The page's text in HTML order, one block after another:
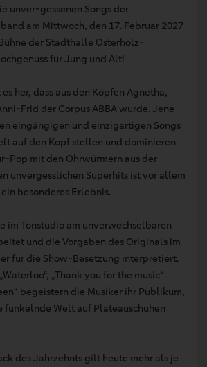
unver-gessenen Songs der
am Mittwoch, den 17. Februar 2027
der Stadthalle Osterholz-
für Jung und Alt!
her, dass aus den Köpfen Agnetha,
Frid der Corpus ABBA wurde. Jene
eingängigen und einzigartigen Songs
auf den Kopf stellen und dominieren
Pop mit den Ohrwürmern aus der
unvergesslichen Superhits ist vor allem
besonderes Erlebnis.
im Tonstudio am unverwechselbaren
und die Vorgaben des Originals im
für die Show-Besetzung interpretiert.
„Thank you for the music“
begeistern die Musiker ihr Publikum,
funkelnde Welt auf Plateauschuhen
des Jahrzehnts gilt heute mehr als je